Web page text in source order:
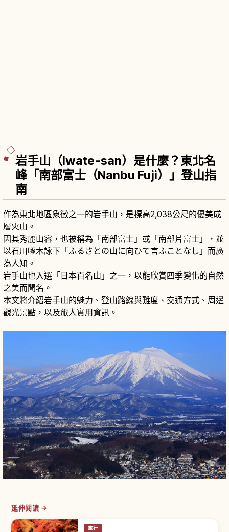
岩手山（Iwate-san）是什麼？東北名
峰「南部富士（Nanbu Fuji）」登山指
南
作為東北地區象徵之一的岩手山，是標高2,038公尺的優美成
層火山。
因其秀麗山容，也被稱為「南部富士」或「南部片富士」，並
以石川啄木詠下「ふるさとの山に向ひて言ふことなし」而廣
為人知。
岩手山也入選「日本百名山」之一，以能欣賞四季變化的自然
之美而聞名。
本文將介紹岩手山的魅力、登山路線與難度、交通方式、周邊
觀光景點，以及旅人實用資訊。
延伸閱讀 →
旅行